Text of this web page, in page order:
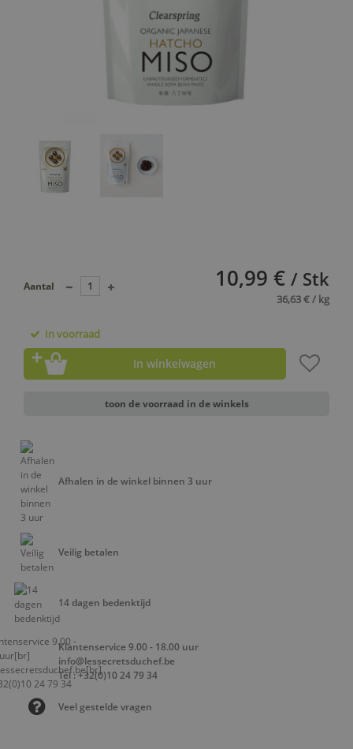
10,99 € / Stk
36,63 € / kg
Aantal
In voorraad
In winkelwagen
toon de voorraad in de winkels
Afhalen in de winkel binnen 3 uur
Veilig betalen
14 dagen bedenktijd
Klantenservice 9.00 - 18.00 uur
info@lessecretsduchef.be
Tel : +32(0)10 24 79 34
Veel gestelde vragen